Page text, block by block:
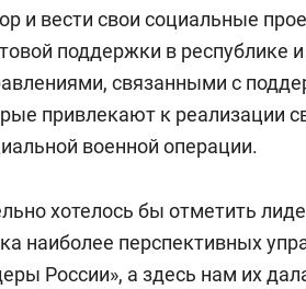
и вести свои социальные
поддержки в республике
связанными с
привлекают к реализации
военной операции.
хотелось бы отметить
наиболее перспективных
России», а здесь нам их